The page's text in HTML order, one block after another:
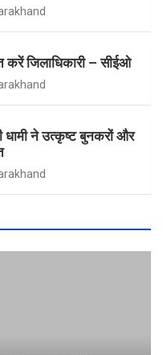
करें जिलाधिकारी – सीईओ
धामी ने उत्कृष्ट बुनकरों और